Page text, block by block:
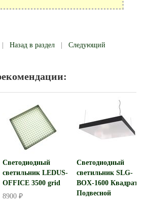
Назад в раздел Следующий
Светодиодный
светильник LEDUS-
OFFICE 3500 grid
8900 ₽
Светодиодный
светильник SLG-
BOX-1600 Квадрат
Подвесной